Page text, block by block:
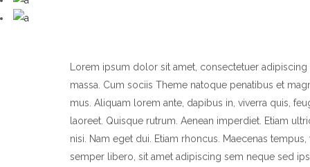
Lorem ipsum dolor sit amet, consectetuer
massa. Cum sociis Theme natoque penatibus et
mus. Aliquam lorem ante, dapibus in, viverra quis,
laoreet. Quisque rutrum. Aenean imperdiet. Etiam
nisi. Nam eget dui. Etiam rhoncus. Maecenas
semper libero, sit amet adipiscing sem neque sed